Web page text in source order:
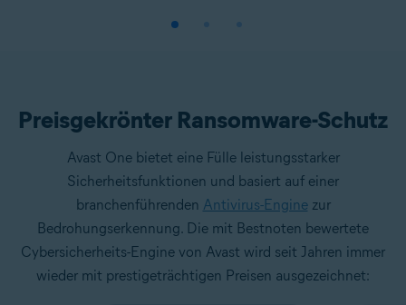
Preisgekrönter Ransomware-Schutz
Avast One bietet eine Fülle leistungsstarker
Sicherheitsfunktionen und basiert auf einer
branchenführenden Antivirus-Enginezur
Bedrohungserkennung. Die mit Bestnoten bewertete
Cybersicherheits-Engine von Avast wird seit Jahren immer
wieder mit prestigeträchtigen Preisen ausgezeichnet: